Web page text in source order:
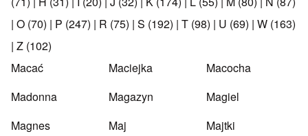
| O (70) | P (247) | R (75) | S (192) | T (98) | U (69) | W (163)
| Z (102)
Macać
Maciejka
Macocha
Madonna
Magazyn
Magiel
Magnes
Maj
Majtki